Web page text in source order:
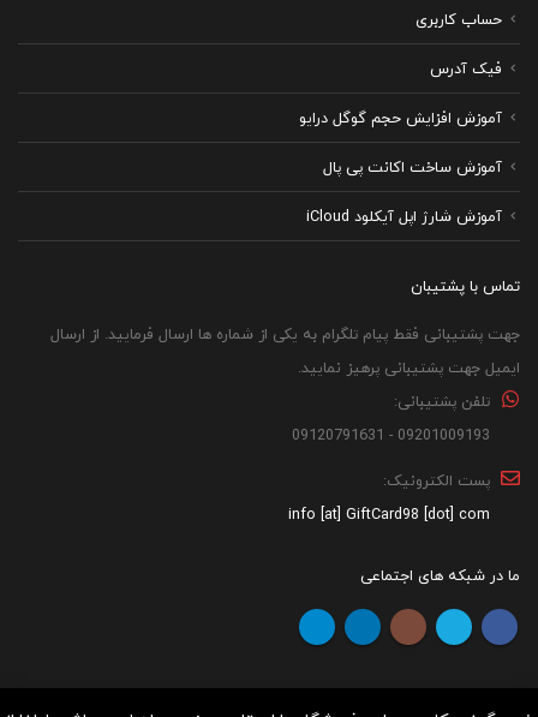
حساب کاربری
فیک آدرس
آموزش افزایش حجم گوگل درایو
آموزش ساخت اکانت پی پال
آموزش شارژ اپل آیکلود iCloud
تماس با پشتیبان
جهت پشتیبانی فقط پیام تلگرام به یکی از شماره ها ارسال فرمایید. از ارسال
ایمیل جهت پشتیبانی پرهیز نمایید.
تلفن پشتیبانی:
09201009193 - 09120791631
پست الکترونیک:
info [at] GiftCard98 [dot] com
ما در شبکه های اجتماعی